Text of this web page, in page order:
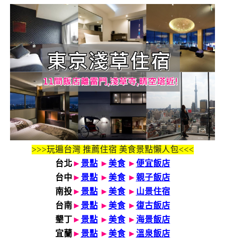
>>>玩遍台灣 推薦住宿 美食景點懶人包<<<
台北 ► 景點 ► 美食► 便宜飯店
台中 ► 景點 ► 美食► 親子飯店
南投► 景點 ► 美食► 山景住宿
台南► 景點 ► 美食► 復古飯店
墾丁► 景點 ► 美食► 海景飯店
宜蘭 ► 景點 ► 美食► 溫泉飯店